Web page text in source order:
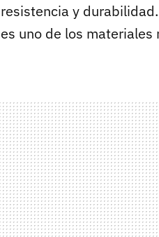
resistencia y
es uno de los